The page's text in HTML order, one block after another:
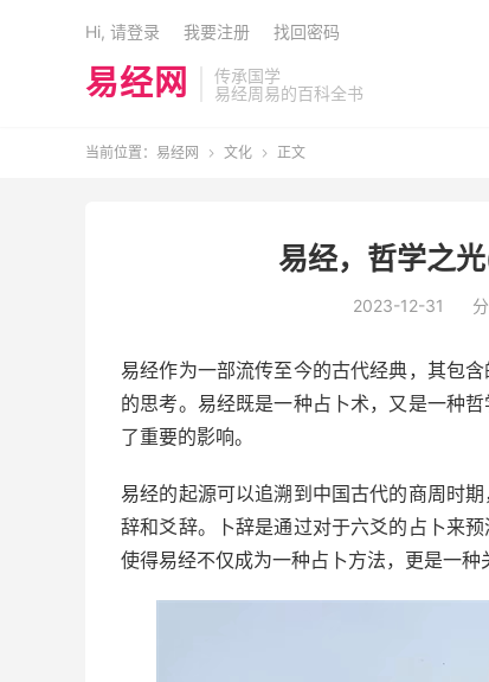
易经网
传承国学
易经周易的百科全书
Hi, 请登录 我要注册 找回密码
当前位置： 易经网  文化  正文
易经，哲学之
2023-12-31
易经作为一部流传至今的古代经典，其包
的思考。易经既是一种占卜术，又是一种
了重要的影响。
易经的起源可以追溯到中国古代的商周时
辞和爻辞。卜辞是通过对于六爻的占卜来
使得易经不仅成为一种占卜方法，更是一种